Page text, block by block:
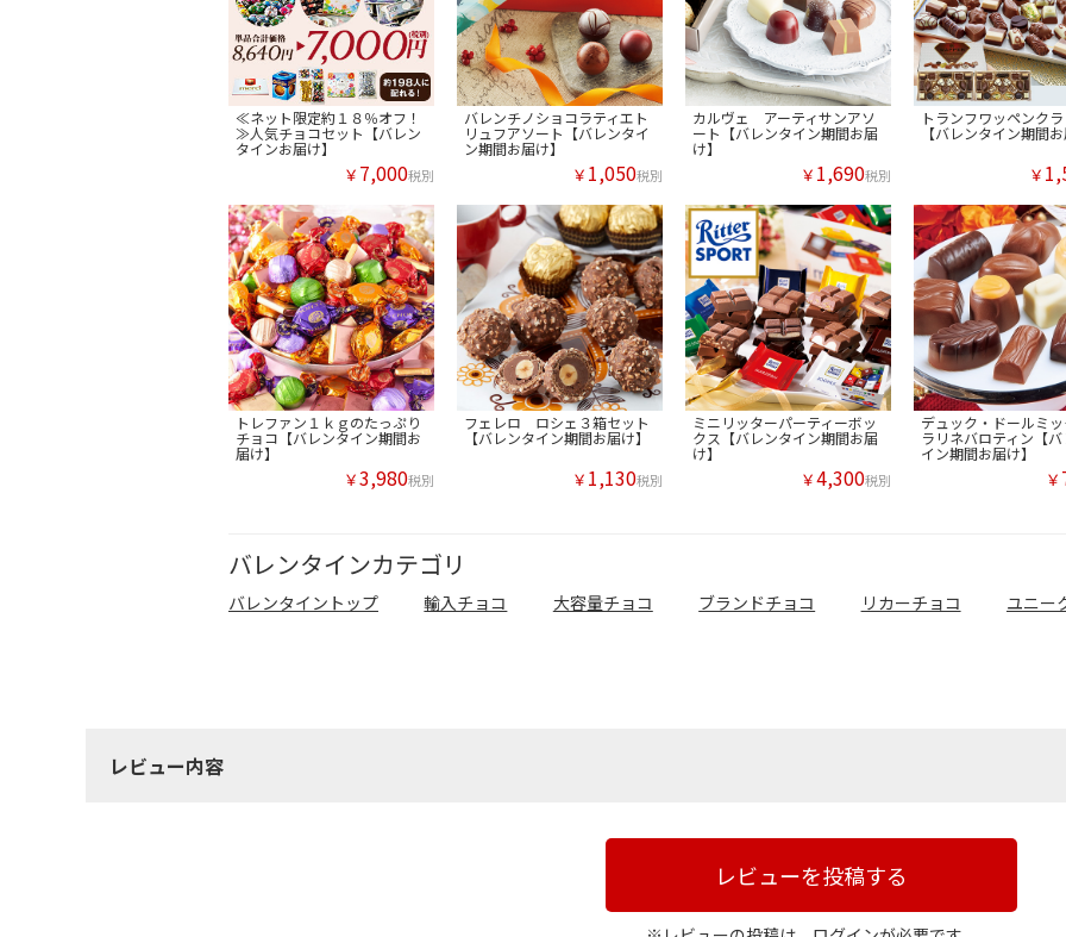
≪ネット限定約１８％オフ！
≫人気チョコセット【バレン
タインお届け】
￥ 7,000税別
バレンチノショコラティエト
リュフアソート【バレンタイ
ン期間お届け】
￥ 1,050税別
カルヴェ アーティサンアソ
ート【バレンタイン期間お届
け】
￥ 1,690税別
トランフワッペンク
【バレンタイン期間
￥
トレファン１ｋｇのたっぷり
チョコ【バレンタイン期間お
届け】
￥3,980税別
フェレロ ロシェ３箱セット
【バレンタイン期間お届け】
￥ 1,130税別
ミニリッターパーティーボッ
クス【バレンタイン期間お届
け】
￥4,300税別
デュック・ドールミ
ラリネバロティン【
イン期間お届け】
￥
バレンタインカテゴリ
バレンタイントップ 輸入チョコ 大容量チョコ ブランドチョコ リカーチョコ ユニー
レビュー内容
レビューを投稿する